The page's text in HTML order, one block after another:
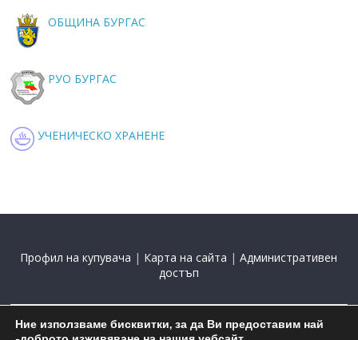
ОБЩИНА БУРГАС
РУО БУРГАС
УЧЕНИЧЕСКО ХРАНЕНЕ
Профил на купувача | Карта на сайта |Административен
достъп
2015-2025 С подкрепата наНиколай Комнев
Ние използваме бисквитки, за да Ви предоставим най